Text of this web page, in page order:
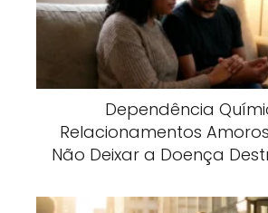
Dependência
Relacionamentos
Não Deixar a Doença